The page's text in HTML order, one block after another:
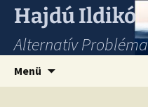
Hajdú Ildikó
Alternatív
Menü